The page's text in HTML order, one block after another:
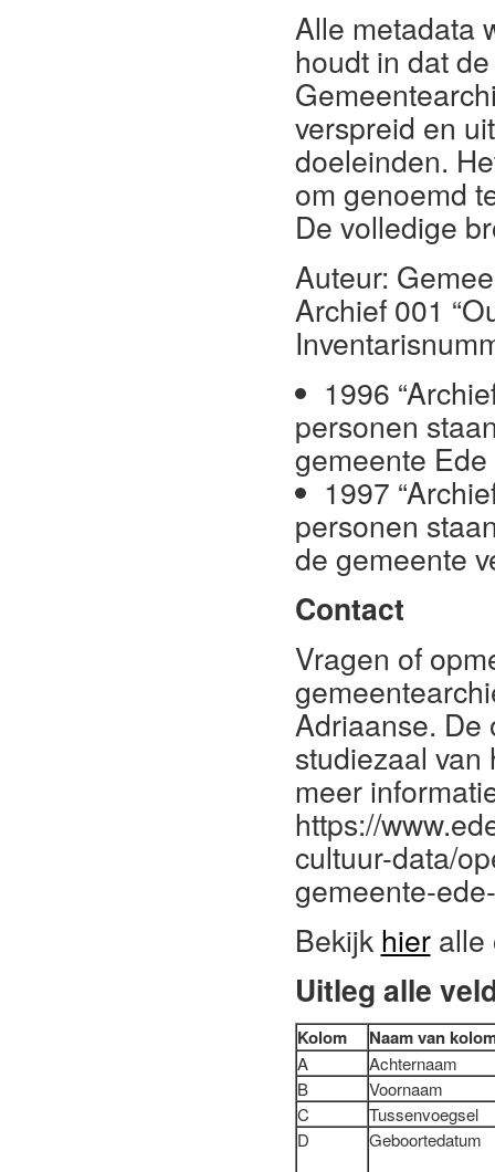
Alle metadata
houdt in dat
verspreid en
doeleinden.
om genoemd
De volledige
Auteur:
Archief 001
1996
personen
gemeente Ede
1997
personen
de gemeente
Contact
Vragen of
Adriaanse. De
studiezaal
meer
https://
cultuur-data/
gemeente-
Bekijk hieralle
Uitleg alle
Kolom Naam van
A
Achternaam
B
Voornaam
C
Tussenvoegsel
D
Geboortedatum